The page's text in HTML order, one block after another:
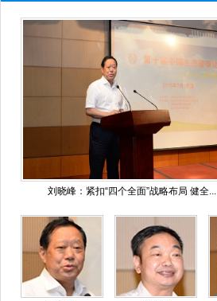
刘晓峰：紧扣“四个全面”战略布局 健全...